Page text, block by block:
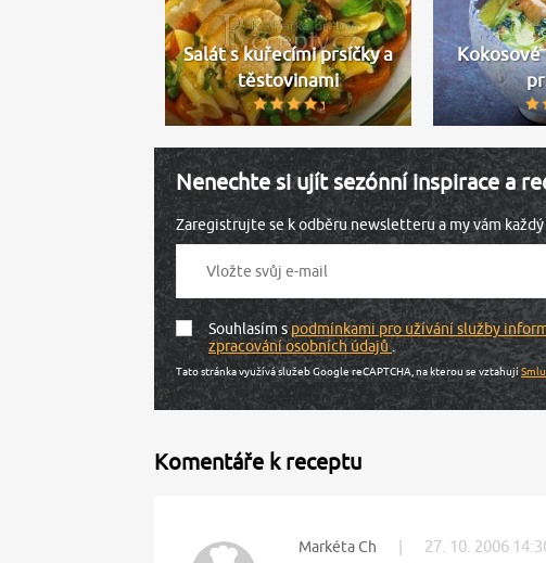
Salát s kuřecími prsíčky a
těstovinami
Nenechte si ujít sezónní inspirace a
Zaregistrujte se k odběru newsletteru a my vám
Souhlasím spodmínkami pro užívání služby
zpracování osobních údajů.
Tato stránka využívá služeb Google reCAPTCHA, na kterou se vztahují
Komentáře k receptu
Markéta Ch 27. 10. 2006